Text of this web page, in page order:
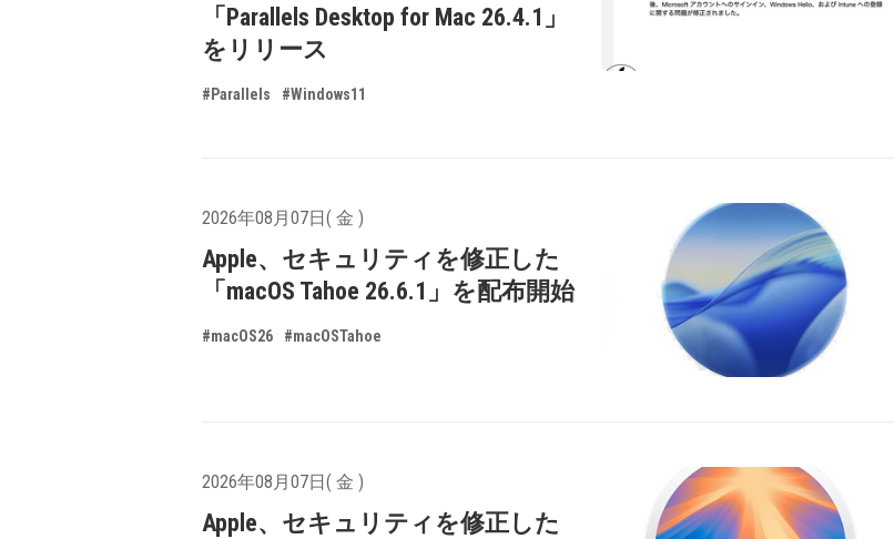
「Parallels Desktop for Mac 26.4.1」
をリリース
#Parallels #Windows11
2026年08月07日( 金 )
Apple、セキュリティを修正した
「macOS Tahoe 26.6.1」を配布開始
#macOS26 #macOSTahoe
2026年08月07日( 金 )
Apple、セキュリティを修正した